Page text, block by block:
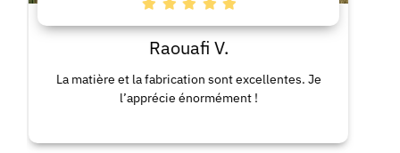
Raouafi V.
La matière et la fabrication sont excellentes. Je
l’apprécie énormément !